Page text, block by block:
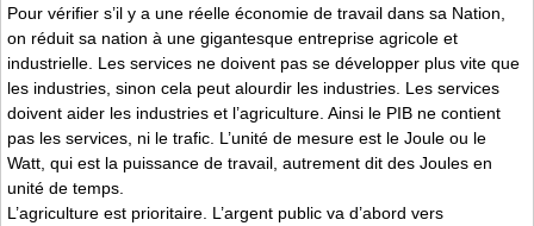
Pour vérifier s’il y a une réelle économie de travail dans sa Nation,
on réduit sa nation à une gigantesque entreprise agricole et
industrielle. Les services ne doivent pas se développer plus vite que
les industries, sinon cela peut alourdir les industries. Les services
doivent aider les industries et l’agriculture. Ainsi le PIB ne contient
pas les services, ni le trafic. L’unité de mesure est le Joule ou le
Watt, qui est la puissance de travail, autrement dit des Joules en
unité de temps.
L’agriculture est prioritaire. L’argent public va d’abord vers